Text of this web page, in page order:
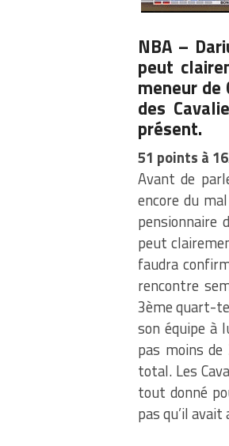
NBA –
peut
meneur de
des
présent.
51 points à
Avant de
encore du
pensionnaire
peut
faudra
rencontre
3ème quart-
son équipe à
pas moins
total. Les
tout donné
pas qu’il